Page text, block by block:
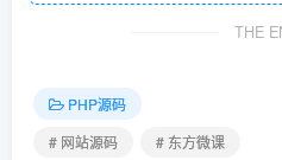
THE
PHP源码
# 网站源码
# 东方微课